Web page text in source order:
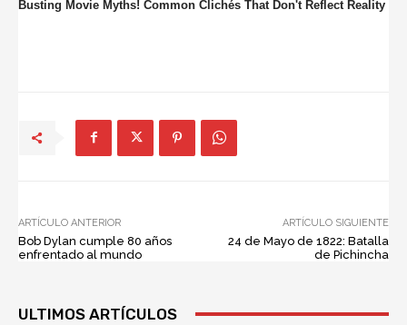
ARTÍCULO ANTERIOR
Bob Dylan cumple 80 años
enfrentado al mundo
ARTÍCULO SIGUIENTE
24 de Mayo de 1822: Batalla
de Pichincha
ULTIMOS ARTÍCULOS